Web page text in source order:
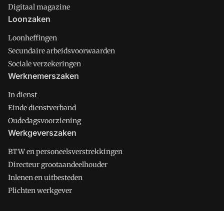
Digitaal magazine
Loonzaken
Loonheffingen
Secundaire arbeidsvoorwaarden
Sociale verzekeringen
Werknemerszaken
In dienst
Einde dienstverband
Oudedagsvoorziening
Werkgeverszaken
BTW en personeelsverstrekkingen
Directeur grootaandeelhouder
Inlenen en uitbesteden
Plichten werkgever